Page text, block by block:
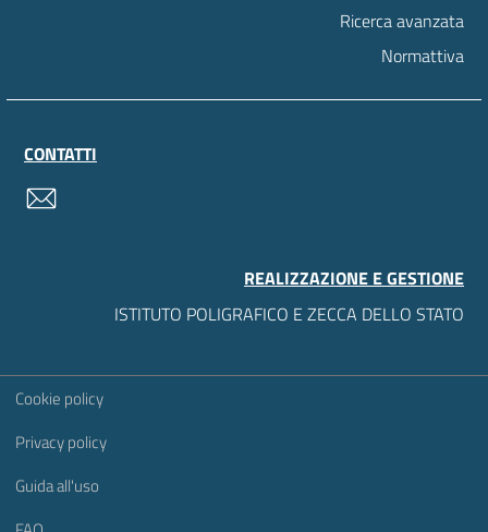
Ricerca avanzata
Normattiva
CONTATTI
REALIZZAZIONE E GESTIONE
ISTITUTO POLIGRAFICO E ZECCA DELLO STATO
Sezione Link Utili
Cookie policy
Privacy policy
Guida all'uso